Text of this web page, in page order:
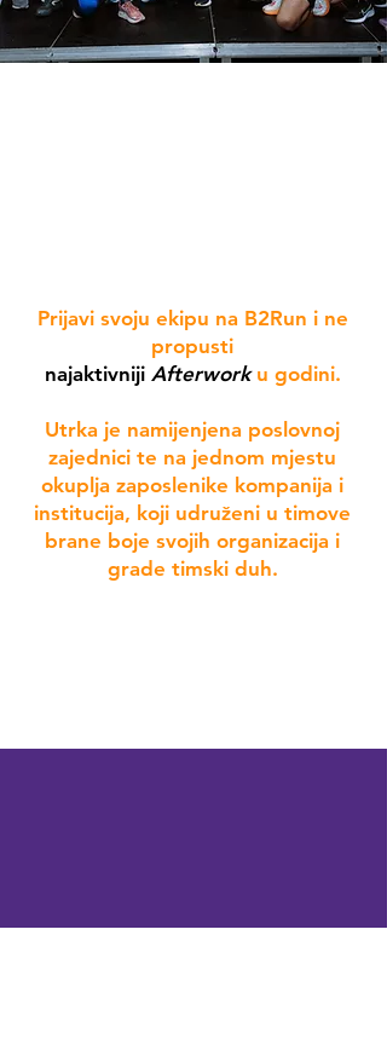
Prijavi svoju ekipu na B2Run i ne
propusti
najaktivniji Afterworku godini.
Utrka je namijenjena poslovnoj
zajednici te na jednom mjestu
okuplja zaposlenike kompanija i
institucija, koji udruženi u timove
brane boje svojih organizacija i
grade timski duh.